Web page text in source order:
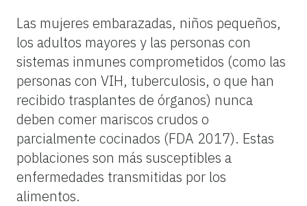
Las mujeres embarazadas, niños pequeños,
los adultos mayores y las personas con
sistemas inmunes comprometidos (como las
personas con VIH, tuberculosis, o que han
recibido trasplantes de órganos) nunca
deben comer mariscos crudos o
parcialmente cocinados (FDA 2017). Estas
poblaciones son más susceptibles a
enfermedades transmitidas por los
alimentos.